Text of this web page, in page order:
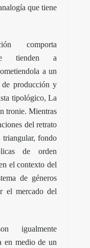
que tiene
comporta
tienden a
a un
producción y
tipológico, La
tronie. Mientras
del retrato
triangular, fondo
de orden
el contexto del
de géneros
el mercado del
igualmente
en medio de un